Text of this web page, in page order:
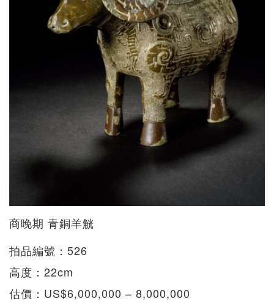
商晚期 青銅羊觥
拍品編號：526
高度：22cm
估價：US$6,000,000 – 8,000,000